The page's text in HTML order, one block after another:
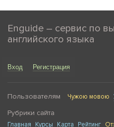
Enguide – сервис по
английского языка
Вход Регистрация
Пользователям Чужою мовою
Рубрики сайта
Главная Курсы Карта Рейтинг